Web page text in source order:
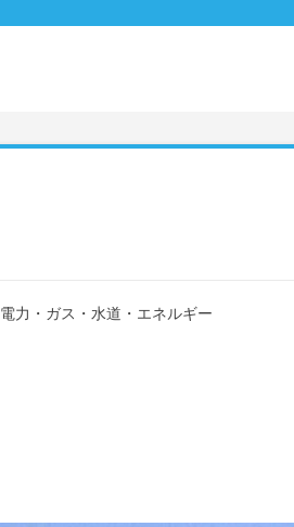
電力・ガス・水道・エネルギー